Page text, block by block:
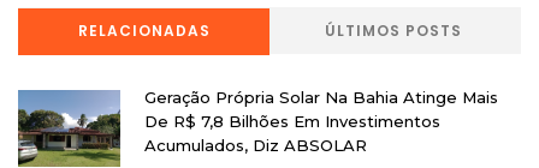
RELACIONADAS ÚLTIMOS POSTS
Geração Própria Solar Na Bahia Atinge Mais
De R$ 7,8 Bilhões Em Investimentos
Acumulados, Diz ABSOLAR